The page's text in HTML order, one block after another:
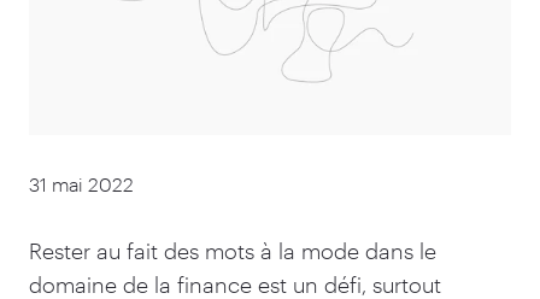
31 mai 2022
Rester au fait des mots à la mode dans le
domaine de la finance est un défi, surtout